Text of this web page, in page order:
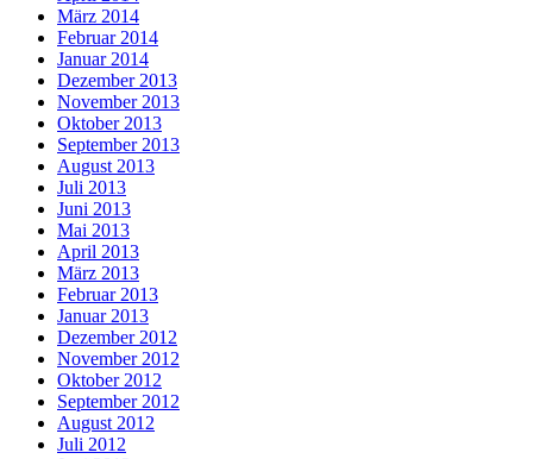
März 2014
Februar 2014
Januar 2014
Dezember 2013
November 2013
Oktober 2013
September 2013
August 2013
Juli 2013
Juni 2013
Mai 2013
April 2013
März 2013
Februar 2013
Januar 2013
Dezember 2012
November 2012
Oktober 2012
September 2012
August 2012
Juli 2012